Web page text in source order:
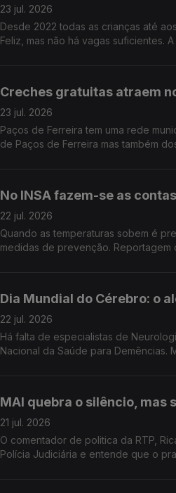
23 jul. 2026
Desde 2022 todas as crianças até
Feliz, mas não há vagas suficientes.
Creches gratuitas atraem
23 jul. 2026
Paços de Ferreira tem uma rede
de Paços de Ferreira mas também
No INSA fazem-se as
22 jul. 2026
Quando as temperaturas sobem é preciso antecipar
medidas de
Dia Mundial do Cérebro: o
22 jul. 2026
Há falta de especialistas de
Nacional da
MAI quebra o silêncio, mas
21 jul. 2026
O comentador de politica da RTP,
Polícia Judiciária e entende que o